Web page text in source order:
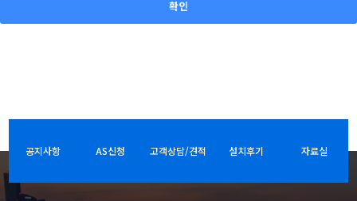
공지사항 AS신청 고객상담/견적 설치후기 자료실